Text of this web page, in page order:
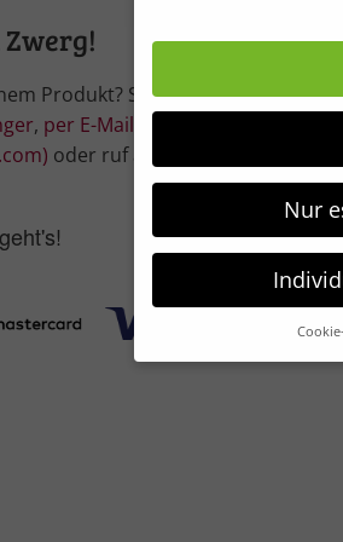
Produkt? Schreibe
, per E-Mail
oder ruf an:
Erhalte
aktuelle
Nur
Einige von ihnen sind
Hier finden Sie eine